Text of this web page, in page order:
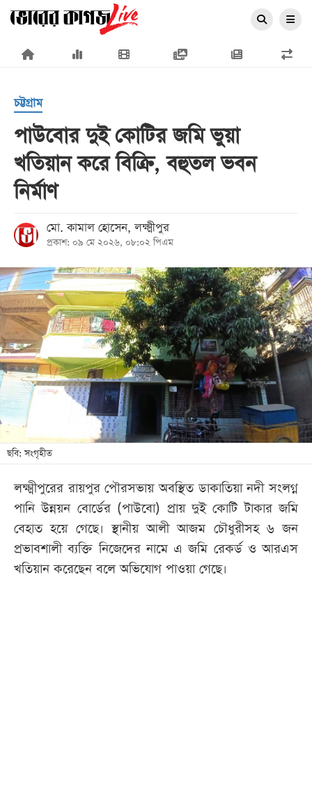
×
প্রচ্ছদ
জাতীয়
রাজনীতি
অর্থনীতি
আন্তর্জাতিক
সারাদেশ
খেলা
বিনোদন
লাইফ
স্টাইল
শিক্ষা
তথ্যপ্রযুক্তি
বিভাগ
ছবি
ভিডিও
চট্টগ্রাম
পাউবোর দুই কোটির জমি ভুয়া
খতিয়ান করে বিক্রি, বহুতল ভবন
নির্মাণ
মো. কামাল হোসেন, লক্ষ্মীপুর
প্রকাশ: ০৯ মে ২০২৬, ০৮:০২ পিএম
ছবি: সংগৃহীত
লক্ষ্মীপুরের রায়পুর পৌরসভায় অবস্থিত ডাকাতিয়া নদী সংলগ্ন
পানি উন্নয়ন বোর্ডের (পাউবো) প্রায় দুই কোটি টাকার জমি
বেহাত হয়ে গেছে। স্থানীয় আলী আজম চৌধুরীসহ ৬ জন
প্রভাবশালী ব্যক্তি নিজেদের নামে এ জমি রেকর্ড ও আরএস
খতিয়ান করেছেন বলে অভিযোগ পাওয়া গেছে।